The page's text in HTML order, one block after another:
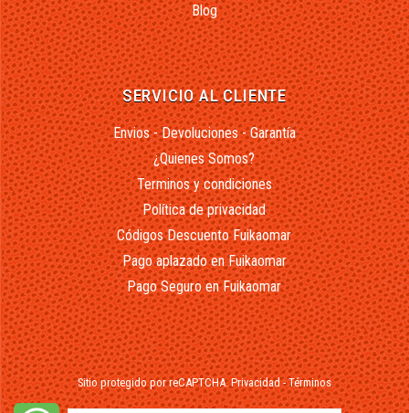
Blog
SERVICIO AL CLIENTE
Envios - Devoluciones - Garantía
¿Quienes Somos?
Terminos y condiciones
Política de privacidad
Códigos Descuento Fuikaomar
Pago aplazado en Fuikaomar
Pago Seguro en Fuikaomar
Sitio protegido por reCAPTCHA.Privacidad-Términos